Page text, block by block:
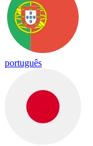
português